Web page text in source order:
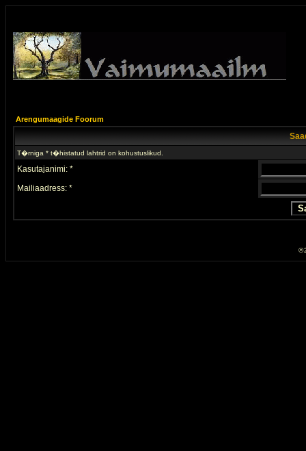
Arengumaagide Foorum
T�rniga * t�histatud lahtrid on kohustuslikud.
Kasutajanimi: *
Mailiaadress: *
©